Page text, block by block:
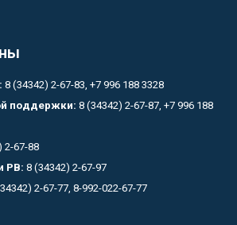
8 (34342) 2-67-83, +7 996 188 3328
поддержки: 8 (34342) 2-67-87, +7 996 188
2-67-88
РВ: 8 (34342) 2-67-97
2-67-77, 8-992-022-67-77